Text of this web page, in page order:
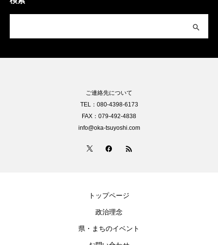
ご連絡先について
TEL：080-4398-6173
FAX：079-492-4838
info@oka-tsuyoshi.com
トップページ
政治理念
県・まちのイベント